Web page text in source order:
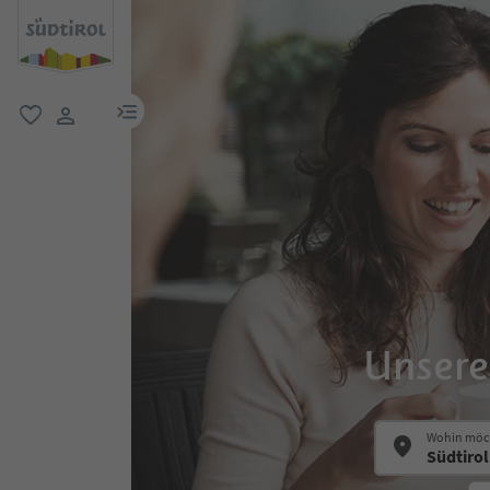
menu link
Wohin